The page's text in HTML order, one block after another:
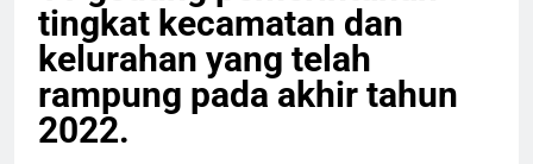
tingkat kecamatan dan
kelurahan yang telah
rampung pada akhir tahun
2022.